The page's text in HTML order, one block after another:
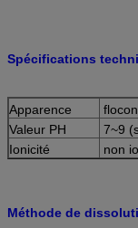
Spécifications
Apparence
Valeur PH
7~9
Ionicité
non
Méthode de